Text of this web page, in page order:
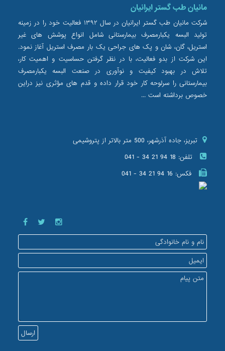
مانیان طب گستر ایرانیان
شرکت مانیان طب گستر ایرانیان در سال ۱۳۹۲ فعالیت خود را در زمینه
تولید البسه یکبارمصرف بیمارستانی شامل انواع پوشش های غیر
استریل، گان، شان و پک های جراحی یک بار مصرف استریل آغاز نمود.
این شرکت از بدو فعالیت، با در نظر گرفتن حساسیت و اهمیت کار،
تلاش در بهبود کیفیت و نوآوری در صنعت البسه یکبارمصرف
بیمارستانی را سرلوحه کار خود قرار داده و قدم های مؤثری نیز دراین
خصوص برداشته است ...
تبریز، جاده آذرشهر، 500 متر بالاتر از پتروشیمی
تلفن: 041 - 34 21 94 18
فکس: 041 - 34 21 94 16